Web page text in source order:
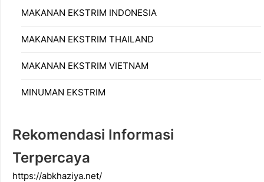
MAKANAN EKSTRIM INDONESIA
MAKANAN EKSTRIM THAILAND
MAKANAN EKSTRIM VIETNAM
MINUMAN EKSTRIM
Rekomendasi Informasi
Terpercaya
https://abkhaziya.net/